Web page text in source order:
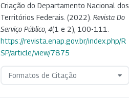
Criação do Departamento Nacional dos
Territórios Federais. (2022). Revista Do
Serviço Público 4(1 e 2), 100-111.
https://revista.enap.gov.br/index.php/R
SP/article/view/7875
Formatos de Citação